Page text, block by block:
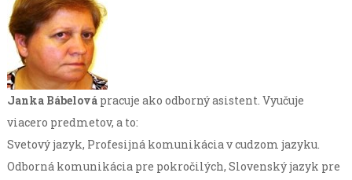
Janka Bábelovápracuje ako odborný asistent. Vyučuje
viacero predmetov, a to:
Svetový jazyk, Profesijná komunikácia v cudzom jazyku.
Odborná komunikácia pre pokročilých, Slovenský jazyk pre